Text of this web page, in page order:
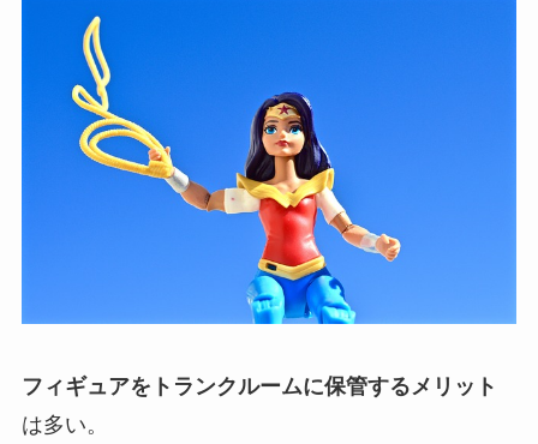
フィギュアをトランクルームに保管するメリット
は多い。